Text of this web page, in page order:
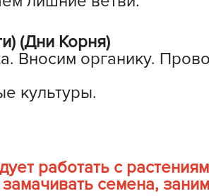
Пластик репаблик
(Дни Корня)
Вносим органику.
культуры.
работать с
семена,